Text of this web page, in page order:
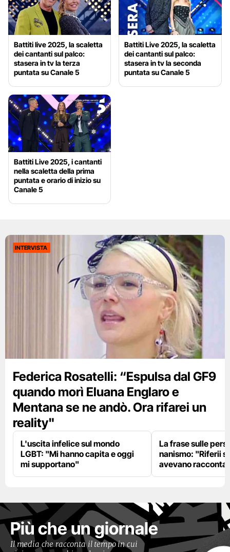
Battiti live 2025, la scaletta
dei cantanti sul palco:
stasera in tv la terza
puntata su Canale 5
Battiti Live 2025, la scaletta
dei cantanti sul palco:
stasera in tv la seconda
puntata su Canale 5
Battiti Live 2025, i cantanti
nella scaletta della prima
puntata e orario di inizio su
Canale 5
INTERVISTA
Federica Rosatelli: “Espulsa dal GF9
quando morì Eluana Englaro e
Mentana se ne andò. Ora rifarei un
reality"
L'uscita infelice sul mondo
LGBT: "Mi hanno capita e oggi
mi supportano"
La frase sulle
nanismo: "Riferii
avevano
Più che un giornale
Il media che racconta il tempo in cui